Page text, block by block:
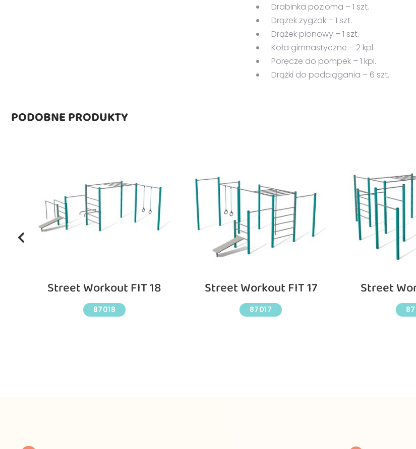
Drabinka pozioma – 1 szt.
Drążek zygzak – 1 szt.
Drążek pionowy – 1 szt.
Koła gimnastyczne – 2 kpl.
Poręcze do pompek – 1 kpl.
Drążki do podciągania – 6 szt.
PODOBNE PRODUKTY
Street Workout FIT 18
87018
Street Workout FIT 17
87017
Street